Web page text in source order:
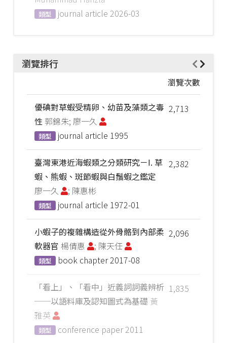
類型 journal article 2026-03
瀏覽排行
瀏覽次數
2,713
優碘對草蝦受精卵、幼苗及藻類之毒
性 郭錦朱; 廖一久
類型 journal article 1995
2,382
臺灣東港近海蝦類之分類研究－I. 草
蝦、熊蝦、斑節蝦與白鬚蝦之鑑定
廖一久
; 陳惠彬
類型 journal article 1972-01
2,096
小蝦子的複雜構造從外骨骼到內部柔
軟器官 楊倩惠 ; 陳天任
類型 book chapter2017-08
1,835
「看上」、「看中」近義詞詞義辨析
──以語料庫及認知圖式為基礎 黃
雅英
類型 conference paper2011